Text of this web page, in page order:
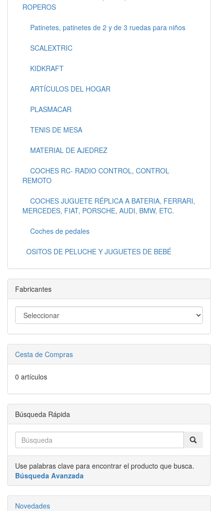
ROPEROS
Patinetes, patinetes de 2 y de 3 ruedas para niños
SCALEXTRIC
KIDKRAFT
ARTÍCULOS DEL HOGAR
PLASMACAR
TENIS DE MESA
MATERIAL DE AJEDREZ
COCHES RC- RADIO CONTROL, CONTROL
REMOTO
COCHES JUGUETE RÉPLICA A BATERIA, FERRARI,
MERCEDES, FIAT, PORSCHE, AUDI, BMW, ETC.
Coches de pedales
OSITOS DE PELUCHE Y JUGUETES DE BEBÉ
Fabricantes
Cesta de Compras
0 artículos
Búsqueda Rápida
Use palabras clave para encontrar el producto que busca.
Búsqueda Avanzada
Novedades